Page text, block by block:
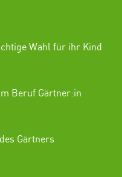
Wahl für ihr Kind
Beruf Gärtner:in
Gärtners